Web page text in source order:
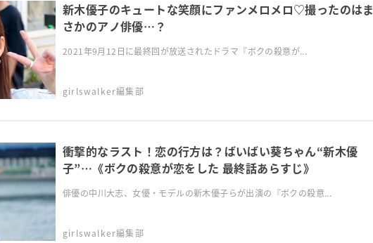
新木優子のキュートな笑顔にファンメロメロ♡撮ったのはま
さかのアノ俳優…？
2021年9月12日に最終回が放送されたドラマ『ボクの殺意が...
girlswalker編集部
衝撃的なラスト！恋の行方は？ばいばい葵ちゃん“新木優
子”…《ボクの殺意が恋をした 最終話あらすじ》
俳優の中川大志、女優・モデルの新木優子らが出演の『ボクの殺意...
girlswalker編集部